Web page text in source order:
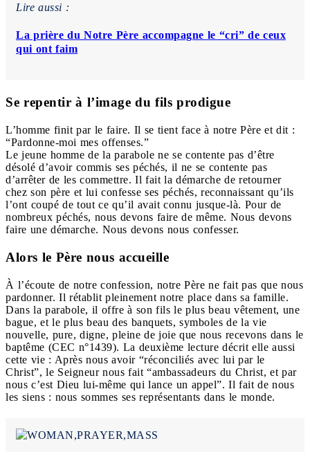
Lire aussi :
La prière du Notre Père accompagne le “cri” de ceux
qui ont faim
Se repentir à l’image du fils prodigue
L’homme finit par le faire. Il se tient face à notre Père et dit :
“Pardonne-moi mes offenses.”
Le jeune homme de la parabole ne se contente pas d’être
désolé d’avoir commis ses péchés, il ne se contente pas
d’arrêter de les commettre. Il fait la démarche de retourner
chez son père et lui confesse ses péchés, reconnaissant qu’ils
l’ont coupé de tout ce qu’il avait connu jusque-là. Pour de
nombreux péchés, nous devons faire de même. Nous devons
faire une démarche. Nous devons nous confesser.
Alors le Père nous accueille
À l’écoute de notre confession, notre Père ne fait pas que nous
pardonner. Il rétablit pleinement notre place dans sa famille.
Dans la parabole, il offre à son fils le plus beau vêtement, une
bague, et le plus beau des banquets, symboles de la vie
nouvelle, pure, digne, pleine de joie que nous recevons dans le
baptême (CEC n°1439). La deuxième lecture décrit elle aussi
cette vie : Après nous avoir “réconciliés avec lui par le
Christ”, le Seigneur nous fait “ambassadeurs du Christ, et par
nous c’est Dieu lui-même qui lance un appel”. Il fait de nous
les siens : nous sommes ses représentants dans le monde.